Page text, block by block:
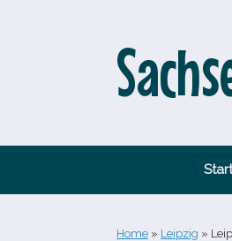
Start
Home » Leipzig »